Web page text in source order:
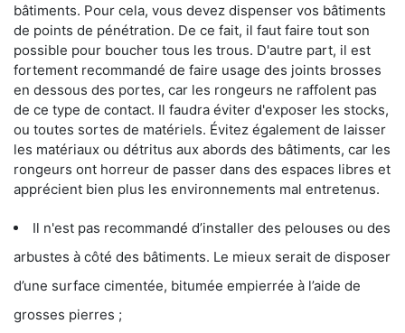
bâtiments. Pour cela, vous devez dispenser vos bâtiments
de points de pénétration. De ce fait, il faut faire tout son
possible pour boucher tous les trous. D'autre part, il est
fortement recommandé de faire usage des joints brosses
en dessous des portes, car les rongeurs ne raffolent pas
de ce type de contact. Il faudra éviter d'exposer les stocks,
ou toutes sortes de matériels. Évitez également de laisser
les matériaux ou détritus aux abords des bâtiments, car les
rongeurs ont horreur de passer dans des espaces libres et
apprécient bien plus les environnements mal entretenus.
Il n'est pas recommandé d’installer des pelouses ou des
arbustes à côté des bâtiments. Le mieux serait de disposer
d’une surface cimentée, bitumée empierrée à l’aide de
grosses pierres ;